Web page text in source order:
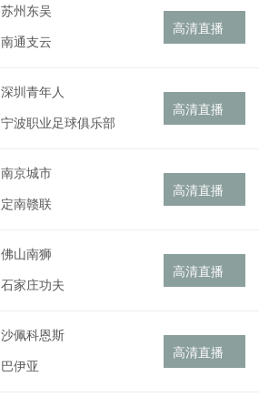
苏州东吴
南通支云
高清直播
深圳青年人
宁波职业足球俱乐部
高清直播
南京城市
定南赣联
高清直播
佛山南狮
石家庄功夫
高清直播
沙佩科恩斯
巴伊亚
高清直播